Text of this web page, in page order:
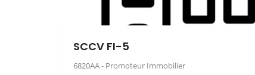
SCCV FI-5
6820AA - Promoteur Immobilier